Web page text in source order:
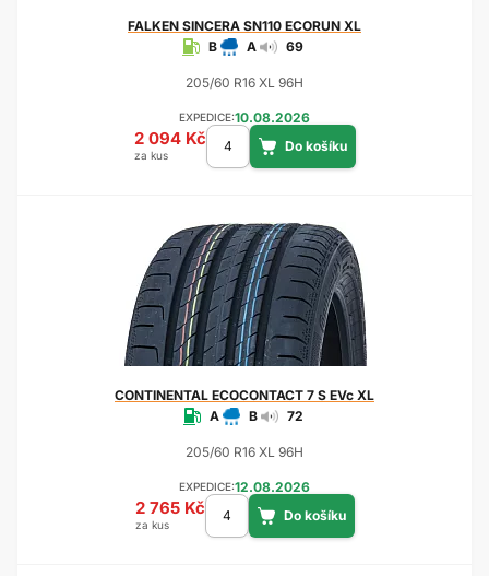
FALKEN SINCERA SN110 ECORUN XL
B
A 69
205/60 R16 XL 96H
EXPEDICE:10.08.2026
2 094 Kč
za kus
CONTINENTAL ECOCONTACT 7 S EVc XL
A
B 72
205/60 R16 XL 96H
EXPEDICE:12.08.2026
2 765 Kč
za kus